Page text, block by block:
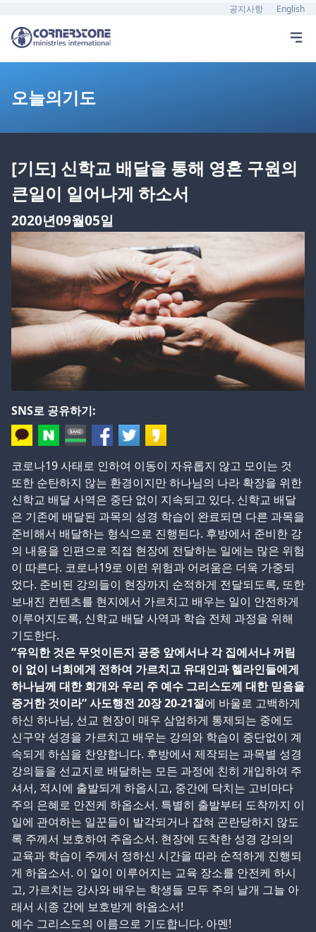
공지사항 English
오늘의기도
[기도] 신학교 배달을 통해 영혼 구원의
큰일이 일어나게 하소서
2020년09월05일
SNS로 공유하기:
코로나19 사태로 인하여 이동이 자유롭지 않고 모이는 것
또한 순탄하지 않는 환경이지만 하나님의 나라 확장을 위한
신학교 배달 사역은 중단 없이 지속되고 있다. 신학교 배달
은 기존에 배달된 과목의 성경 학습이 완료되면 다른 과목을
준비해서 배달하는 형식으로 진행된다. 후방에서 준비한 강
의 내용을 인편으로 직접 현장에 전달하는 일에는 많은 위험
이 따른다. 코로나19로 이런 위험과 어려움은 더욱 가중되
었다. 준비된 강의들이 현장까지 순적하게 전달되도록, 또한
보내진 컨텐츠를 현지에서 가르치고 배우는 일이 안전하게
이루어지도록, 신학교 배달 사역과 학습 전체 과정을 위해
기도한다.
“유익한 것은 무엇이든지 공중 앞에서나 각 집에서나 꺼림
이 없이 너희에게 전하여 가르치고 유대인과 헬라인들에게
하나님께 대한 회개와 우리 주 예수 그리스도께 대한 믿음을
증거한 것이라” 사도행전 20장 20-21절에 바울로 고백하게
하신 하나님, 선교 현장이 매우 삼엄하게 통제되는 중에도
신구약 성경을 가르치고 배우는 강의와 학습이 중단없이 계
속되게 하심을 찬양합니다. 후방에서 제작되는 과목별 성경
강의들을 선교지로 배달하는 모든 과정에 친히 개입하여 주
셔서, 적시에 출발되게 하옵시고, 중간에 닥치는 고비마다
주의 은혜로 안전케 하옵소서. 특별히 출발부터 도착까지 이
일에 관여하는 일꾼들이 발각되거나 잡혀 곤란당하지 않도
록 주께서 보호하여 주옵소서. 현장에 도착한 성경 강의의
교육과 학습이 주께서 정하신 시간을 따라 순적하게 진행되
게 하옵소서. 이 일이 이루어지는 교육 장소를 안전케 하시
고, 가르치는 강사와 배우는 학생들 모두 주의 날개 그늘 아
래서 시종 간에 보호받게 하옵소서!
예수 그리스도의 이름으로 기도합니다. 아멘!